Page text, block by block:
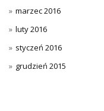
marzec 2016
luty 2016
styczeń 2016
grudzień 2015